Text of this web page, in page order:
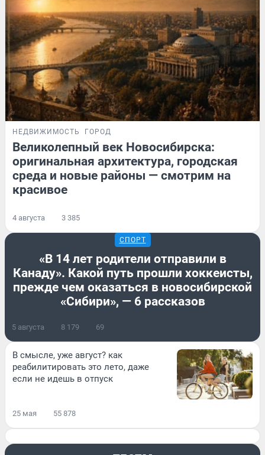
НЕДВИЖИМОСТЬ ГОРОД
Великолепный век Новосибирска:
оригинальная архитектура, городская
среда и новые районы — смотрим на
красивое
4 августа 3 385
СПОРТ
«В 14 лет родители отправили в
Канаду». Какой путь прошли хоккеисты,
прежде чем оказаться в новосибирской
«Сибири», — 6 рассказов
5 августа 8 179 69
В смысле, уже август? как
реабилитировать это лето, даже
если не идешь в отпуск
25 мая 55 878